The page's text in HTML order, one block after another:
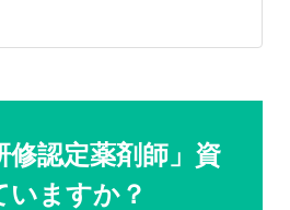
修認定薬剤師」資
いますか？